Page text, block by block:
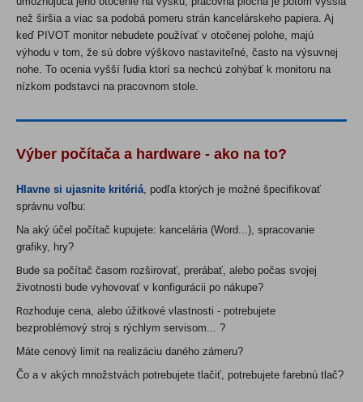
než širšia a viac sa podobá pomeru strán kancelárskeho papiera. Aj
keď PIVOT monitor nebudete používať v otočenej polohe, majú
výhodu v tom, že sú dobre výškovo nastaviteľné, často na výsuvnej
nohe. To ocenia vyšší ľudia ktorí sa nechcú zohýbať k monitoru na
nízkom podstavci na pracovnom stole.
Výber počítača a hardware - ako na to?
Hlavne si ujasnite kritériá, podľa ktorých je možné špecifikovať
správnu voľbu:
Na aký účel počítač kupujete: kancelária (Word...), spracovanie
grafiky, hry?
Bude sa počítač časom rozširovať, prerábať, alebo počas svojej
životnosti bude vyhovovať v konfigurácii po nákupe?
Rozhoduje cena, alebo úžitkové vlastnosti - potrebujete
bezproblémový stroj s rýchlym servisom... ?
Máte cenový limit na realizáciu daného zámeru?
Čo a v akých množstvách potrebujete tlačiť, potrebujete farebnú tlač?